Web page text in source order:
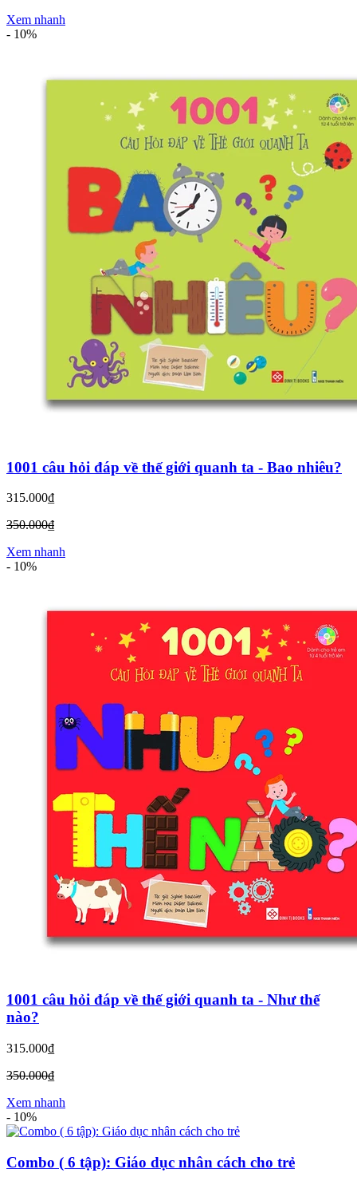
Xem nhanh
- 10%
1001 câu hỏi đáp về thế giới quanh ta - Bao nhiêu?
315.000₫
350.000₫
Xem nhanh
- 10%
1001 câu hỏi đáp về thế giới quanh ta - Như thế
nào?
315.000₫
350.000₫
Xem nhanh
- 10%
Combo ( 6 tập): Giáo dục nhân cách cho trẻ